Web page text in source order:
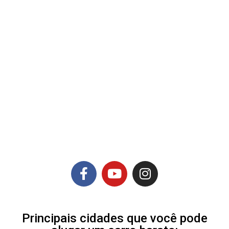
Principais cidades que você pode